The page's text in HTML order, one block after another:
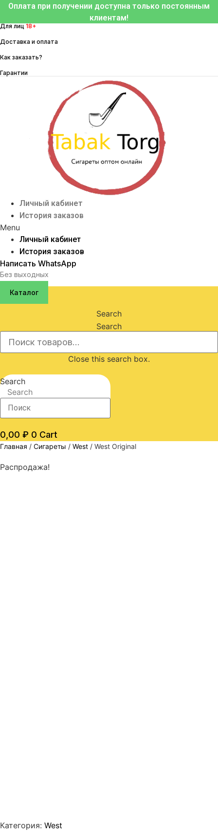
Перейти
содержимому
Оплата при получении доступна только постоянным
клиентам!
Для лиц 18+
Доставка и оплата
Как заказать?
Гарантии
Личный кабинет
История заказов
Menu
Личный кабинет
История заказов
Написать WhatsApp
Без выходных
Каталог
Search
Search
Close this search box.
Search
Search
0,00 ₽ 0 Cart
Главная / Сигареты / West / West Original
Распродажа!
Категория: West